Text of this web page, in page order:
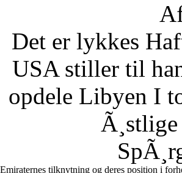
Det er lykkes
USA stiller til
opdele Libyen I
Emiraternes tilknytning og deres position i